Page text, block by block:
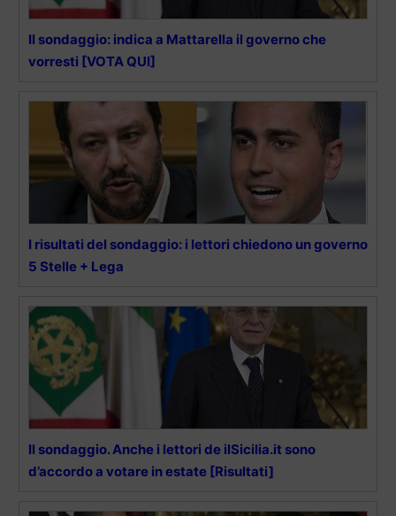
Il sondaggio: indica a Mattarella il governo che
vorresti [VOTA QUI]
I risultati del sondaggio: i lettori chiedono un governo
5 Stelle + Lega
Il sondaggio. Anche i lettori de ilSicilia.it sono
d’accordo a votare in estate [Risultati]